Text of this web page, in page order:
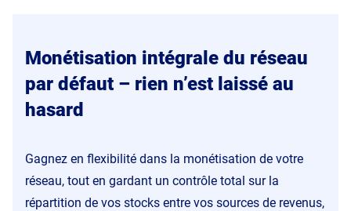
Monétisation intégrale du réseau
par défaut – rien n’est laissé au
hasard
Gagnez en flexibilité dans la monétisation de votre
réseau, tout en gardant un contrôle total sur la
répartition de vos stocks entre vos sources de revenus,